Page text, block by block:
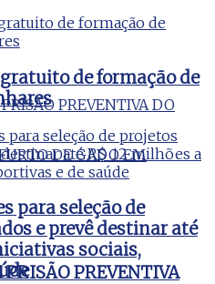
PREVENTIVA
gratuito de formação de
para seleção de
e prevê destinar até
sociais,